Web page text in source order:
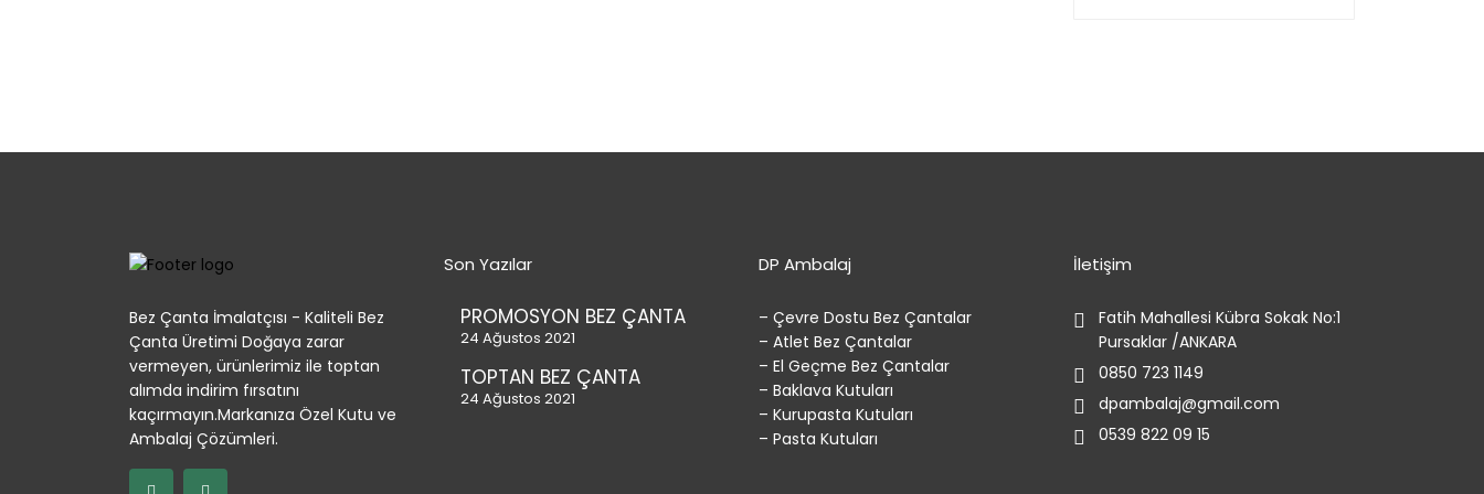
Bez Çanta İmalatçısı - Kaliteli Bez
Çanta Üretimi Doğaya zarar
vermeyen, ürünlerimiz ile toptan
alımda indirim fırsatını
kaçırmayın.Markanıza Özel Kutu ve
Ambalaj Çözümleri.
Son Yazılar
PROMOSYON BEZ ÇANTA
24 Ağustos 2021
TOPTAN BEZ ÇANTA
24 Ağustos 2021
DP Ambalaj
– Çevre Dostu Bez Çantalar
– Atlet Bez Çantalar
– El Geçme Bez Çantalar
– Baklava Kutuları
– Kurupasta Kutuları
– Pasta Kutuları
İletişim
Fatih Mahallesi Kübra Sokak No:1
Pursaklar /ANKARA
0850 723 1149
dpambalaj@gmail.com
0539 822 09 15